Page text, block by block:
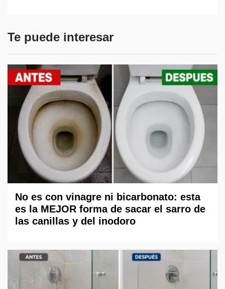
Te puede interesar
No es con vinagre ni bicarbonato: esta
es la MEJOR forma de sacar el sarro de
las canillas y del inodoro